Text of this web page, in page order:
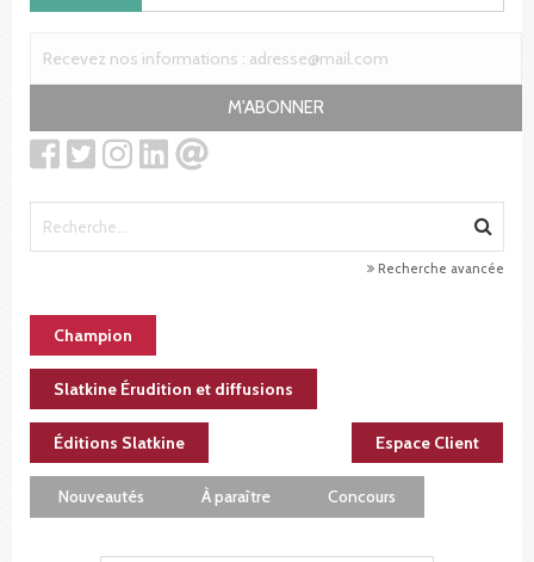
M'ABONNER
Recherche avancée
Champion
Slatkine Érudition et diffusions
Éditions Slatkine Espace Client
Nouveautés À paraître Concours